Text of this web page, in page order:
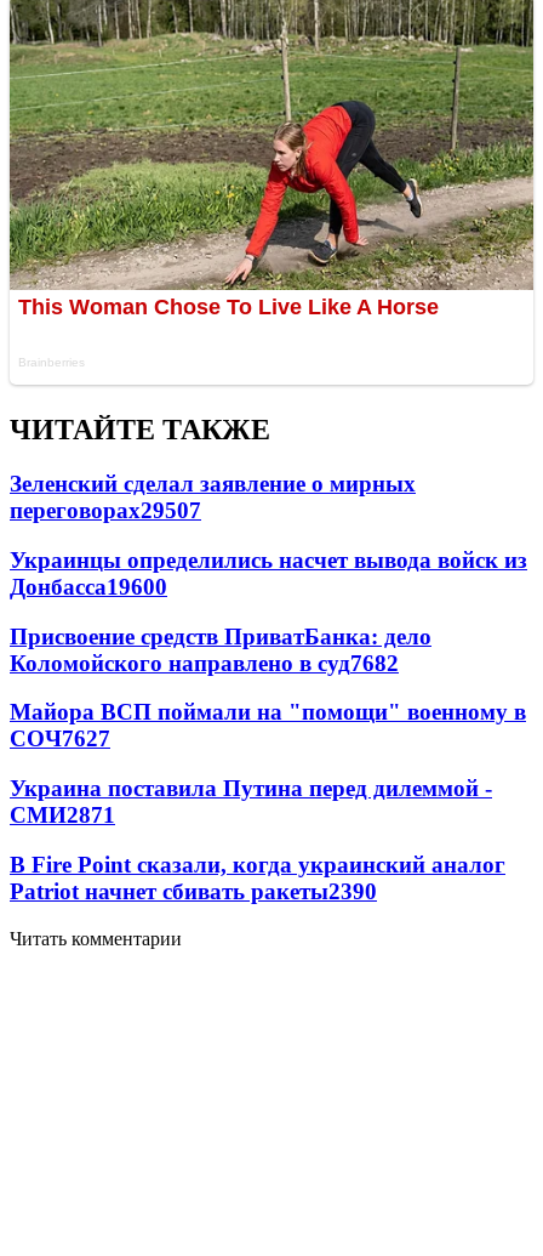
ЧИТАЙТЕ ТАКЖЕ
Зеленский сделал заявление о мирных
переговорах29507
Украинцы определились насчет вывода войск из
Донбасса19600
Присвоение средств ПриватБанка: дело
Коломойского направлено в суд7682
Майора ВСП поймали на "помощи" военному в
СОЧ7627
Украина поставила Путина перед дилеммой -
СМИ2871
В Fire Point сказали, когда украинский аналог
Patriot начнет сбивать ракеты2390
Читать комментарии